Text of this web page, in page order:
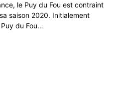
le Puy du Fou est contraint
saison 2020. Initialement
du Fou…